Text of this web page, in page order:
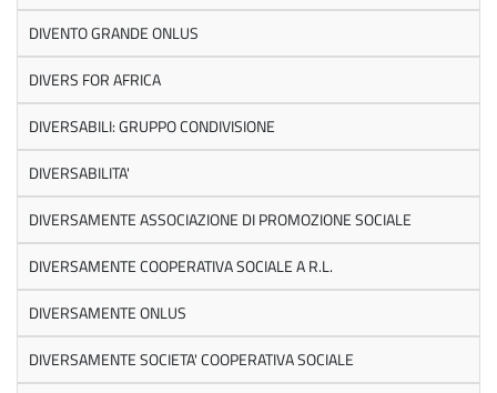
DIVENTO GRANDE ONLUS
DIVERS FOR AFRICA
DIVERSABILI: GRUPPO CONDIVISIONE
DIVERSABILITA'
DIVERSAMENTE ASSOCIAZIONE DI PROMOZIONE SOCIALE
DIVERSAMENTE COOPERATIVA SOCIALE A R.L.
DIVERSAMENTE ONLUS
DIVERSAMENTE SOCIETA' COOPERATIVA SOCIALE